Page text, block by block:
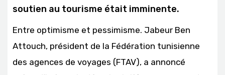
soutien au tourisme était imminente.
Entre optimisme et pessimisme. Jabeur Ben
Attouch, président de la Fédération tunisienne
des agences de voyages (FTAV), a annoncé